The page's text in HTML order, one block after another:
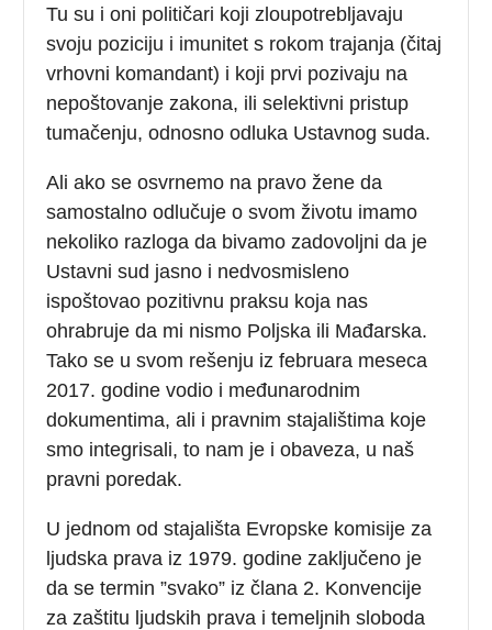
Tu su i oni političari koji zloupotrebljavaju
svoju poziciju i imunitet s rokom trajanja (čitaj
vrhovni komandant) i koji prvi pozivaju na
nepoštovanje zakona, ili selektivni pristup
tumačenju, odnosno odluka Ustavnog suda.
Ali ako se osvrnemo na pravo žene da
samostalno odlučuje o svom životu imamo
nekoliko razloga da bivamo zadovoljni da je
Ustavni sud jasno i nedvosmisleno
ispoštovao pozitivnu praksu koja nas
ohrabruje da mi nismo Poljska ili Mađarska.
Tako se u svom rešenju iz februara meseca
2017. godine vodio i međunarodnim
dokumentima, ali i pravnim stajalištima koje
smo integrisali, to nam je i obaveza, u naš
pravni poredak.
U jednom od stajališta Evropske komisije za
ljudska prava iz 1979. godine zaključeno je
da se termin ”svako” iz člana 2. Konvencije
za zaštitu ljudskih prava i temeljnih sloboda